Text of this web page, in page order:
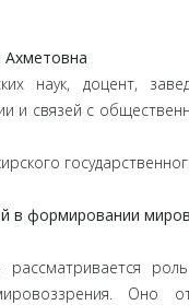
наук, доцент,
и связей с
в формировании
Оно